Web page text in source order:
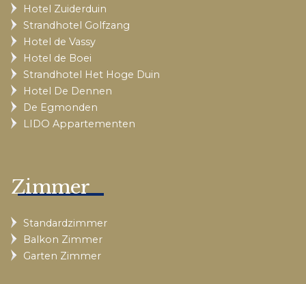
Hotel Zuiderduin
Strandhotel Golfzang
Hotel de Vassy
Hotel de Boei
Strandhotel Het Hoge Duin
Hotel De Dennen
De Egmonden
LIDO Appartementen
Zimmer
Standardzimmer
Balkon Zimmer
Garten Zimmer